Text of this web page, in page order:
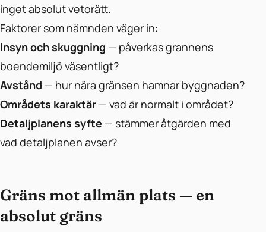
inget absolut vetorätt.
Faktorer som nämnden väger in:
Insyn och skuggning — påverkas grannens
boendemiljö väsentligt?
Avstånd — hur nära gränsen hamnar byggnaden?
Områdets karaktär — vad är normalt i området?
Detaljplanens syfte — stämmer åtgärden med
vad detaljplanen avser?
Gräns mot allmän plats — en
absolut gräns